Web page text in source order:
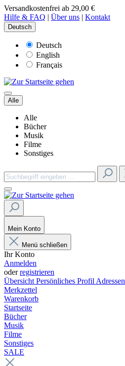
Versandkostenfrei ab 29,00 €
Hilfe & FAQ | Über uns | Kontakt
Deutsch
Deutsch
English
Français
Alle
Alle
Bücher
Musik
Filme
Sonstiges
Mein Konto
Menü schließen
Ihr Konto
Anmelden
oderregistrieren
Übersicht Persönliches Profil Adressen
Merkzettel
Warenkorb
Startseite
Bücher
Musik
Filme
Sonstiges
SALE